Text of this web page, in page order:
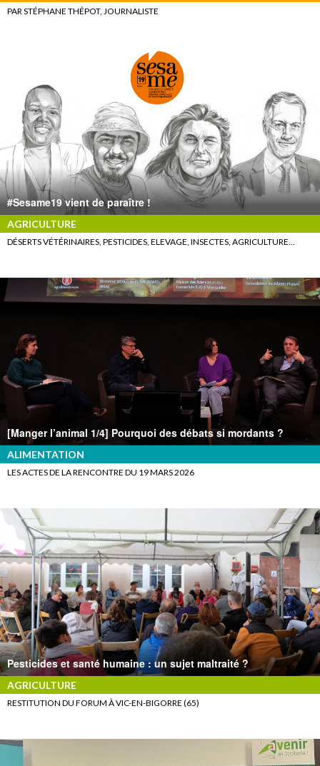
PAR STÉPHANE THÉPOT, JOURNALISTE
#Sesame19 vient de paraître !
AGRICULTURE
DÉSERTS VÉTÉRINAIRES, PESTICIDES, ELEVAGE, INSECTES, AGRICULTURE…
[Manger l’animal 1/4] Pourquoi des débats si mordants ?
ALIMENTATION
LES ACTES DE LA RENCONTRE DU 19 MARS 2026
Pesticides et santé humaine : un sujet maltraité ?
AGRICULTURE
RESTITUTION DU FORUM À VIC-EN-BIGORRE (65)